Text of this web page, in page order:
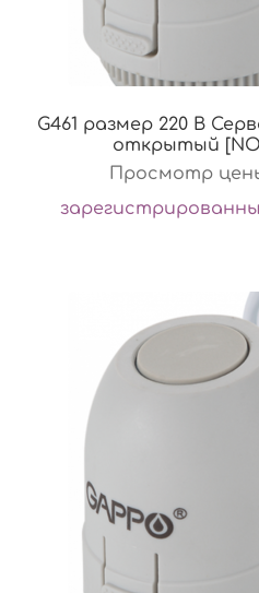
G461 размер 220 В
открытый [NО]
Просмотр